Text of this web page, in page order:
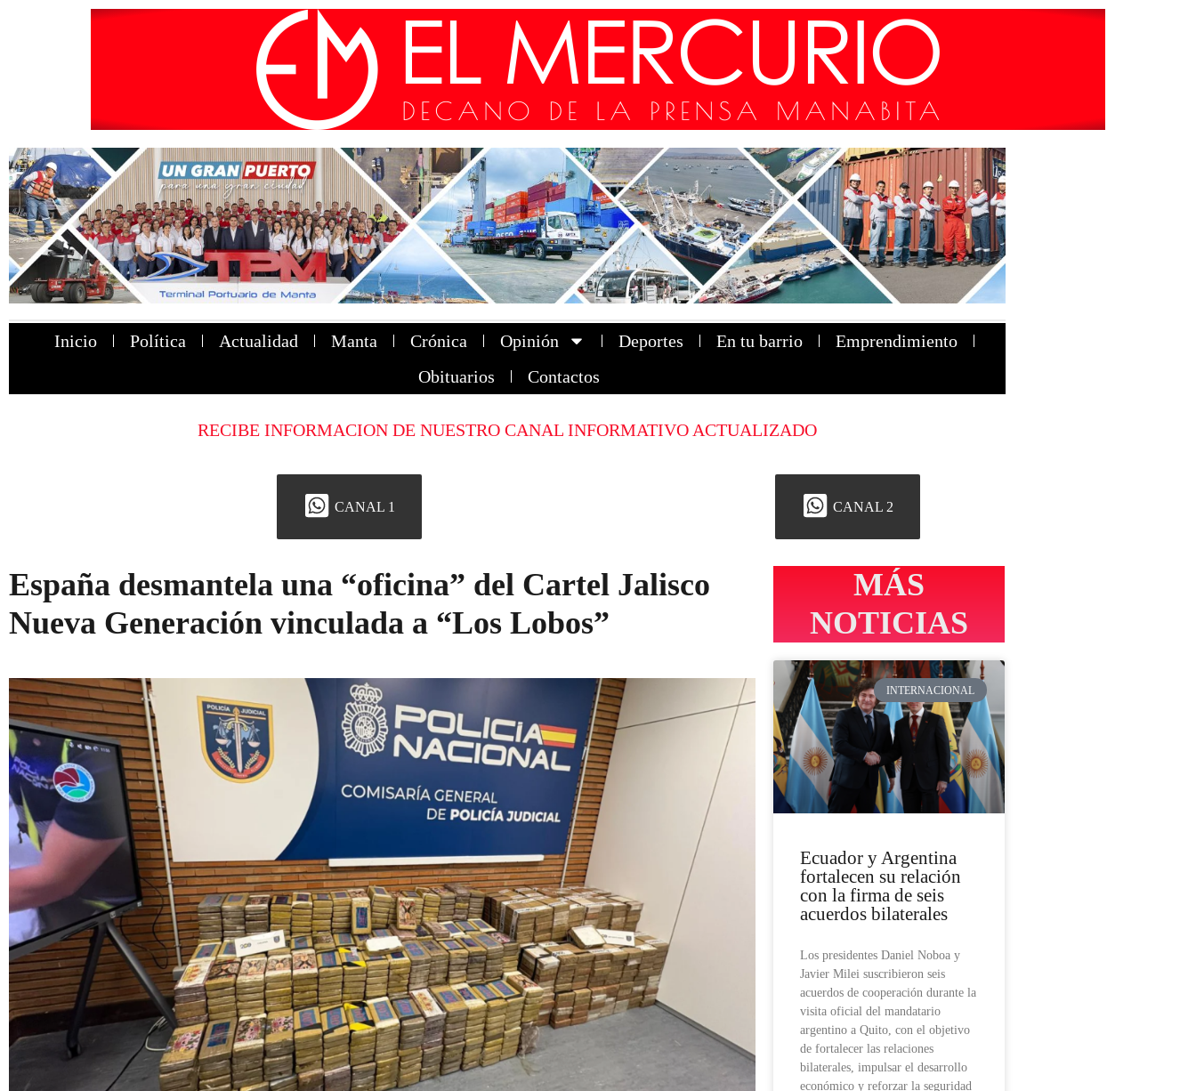
Inicio Política Actualidad Manta Crónica Opinión Deportes En tu barrio
Emprendimiento
Obituarios
Contactos
RECIBE INFORMACION DE NUESTRO CANAL INFORMATIVO ACTUALIZADO
CANAL 1 CANAL 2
España desmantela una “oficina” del Cartel Jalisco
Nueva Generación vinculada a “Los Lobos”
MÁS
NOTICIAS
INTERNACIONAL
Ecuador y Argentina
fortalecen su relación
con la firma de seis
acuerdos bilaterales
Los presidentes Daniel Noboa y
Javier Milei suscribieron seis
acuerdos de cooperación durante la
visita oficial del mandatario
argentino a Quito, con el objetivo
de fortalecer las relaciones
bilaterales, impulsar el desarrollo
económico y reforzar la seguridad